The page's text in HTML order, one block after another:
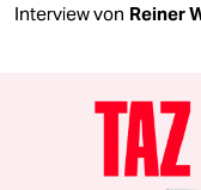
Interview von Reiner